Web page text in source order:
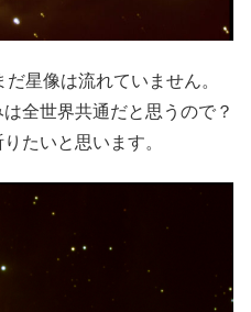
星像は流れていません。
全世界共通だと思うので？
たいと思います。